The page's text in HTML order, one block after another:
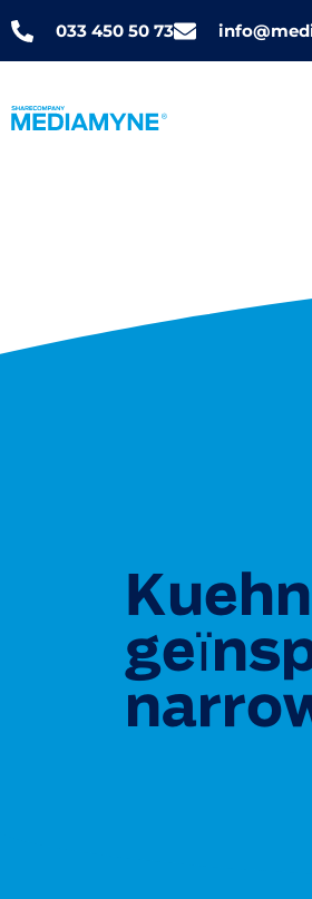
033 450 50 73